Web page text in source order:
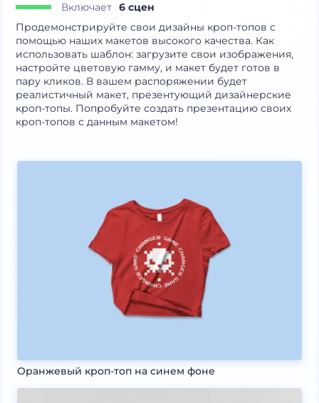
Включает 6 сцен
Продемонстрируйте свои дизайны кроп-топов с
помощью наших макетов высокого качества. Как
использовать шаблон: загрузите свои изображения,
настройте цветовую гамму, и макет будет готов в
пару кликов. В вашем распоряжении будет
реалистичный макет, презентующий дизайнерские
кроп-топы. Попробуйте создать презентацию своих
кроп-топов с данным макетом!
Оранжевый кроп-топ на синем фоне